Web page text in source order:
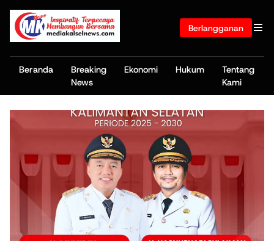
Berlangganan
Beranda
Breaking
News
Ekonomi Hukum
Tentang
Kami